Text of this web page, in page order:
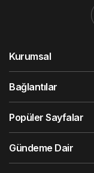
Kurumsal
Bağlantılar
Popüler Sayfalar
Gündeme Dair